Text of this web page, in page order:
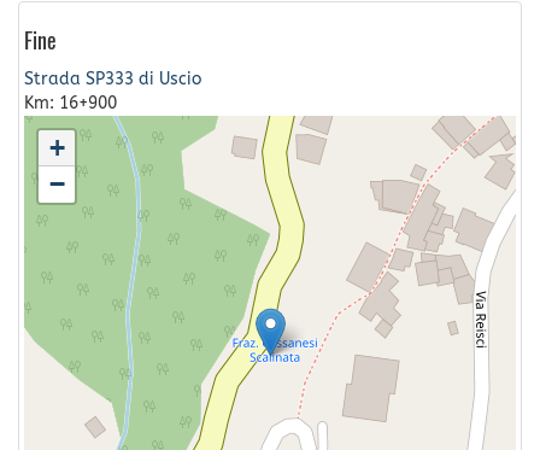
Fine
Strada SP333 di Uscio
Km: 16+900
+
−